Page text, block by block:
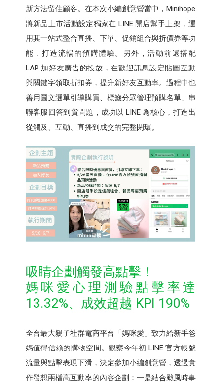
新方法留住顧客。在本次小編創意營當中，Minihope
將新品上市活動設定獨家在 LINE 開店幫手上架，運
用其一站式整合直播、下單、促銷組合與折價券等功
能，打造流暢的預購體驗。另外，活動前還搭配
LAP 加好友廣告的投放，在歡迎訊息設定貼圖互動
與關鍵字領取折扣券，提升新好友互動率。過程中也
善用圖文選單引導購買、標籤分眾管理預購名單、串
聯客服回答到貨問題，成功以 LINE 為核心，打造出
從觸及、互動、直播到成交的完整閉環。
吸睛企劃觸發高點擊！
媽咪愛心理測驗點擊率達
13.32%、成效超越 KPI 190%
全台最大親子社群電商平台「媽咪愛」致力給新手爸
媽值得信賴的購物空間。觀察今年初 LINE 官方帳號
流量與點擊表現下滑，決定參加小編創意營，透過實
作發想兩檔高互動率的內容企劃：一是結合颱風時事